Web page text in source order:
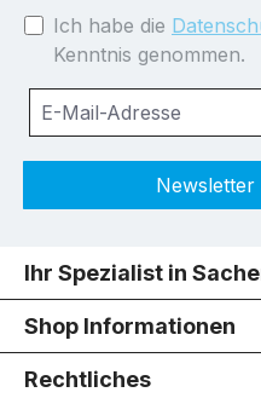
Ich habe die
Kenntnis genommen.
Ihr Spezialist in
Shop Informationen
Rechtliches